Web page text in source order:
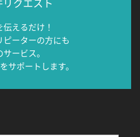
えるだけ！
ピーターの方にも
ービス。
サポートします。